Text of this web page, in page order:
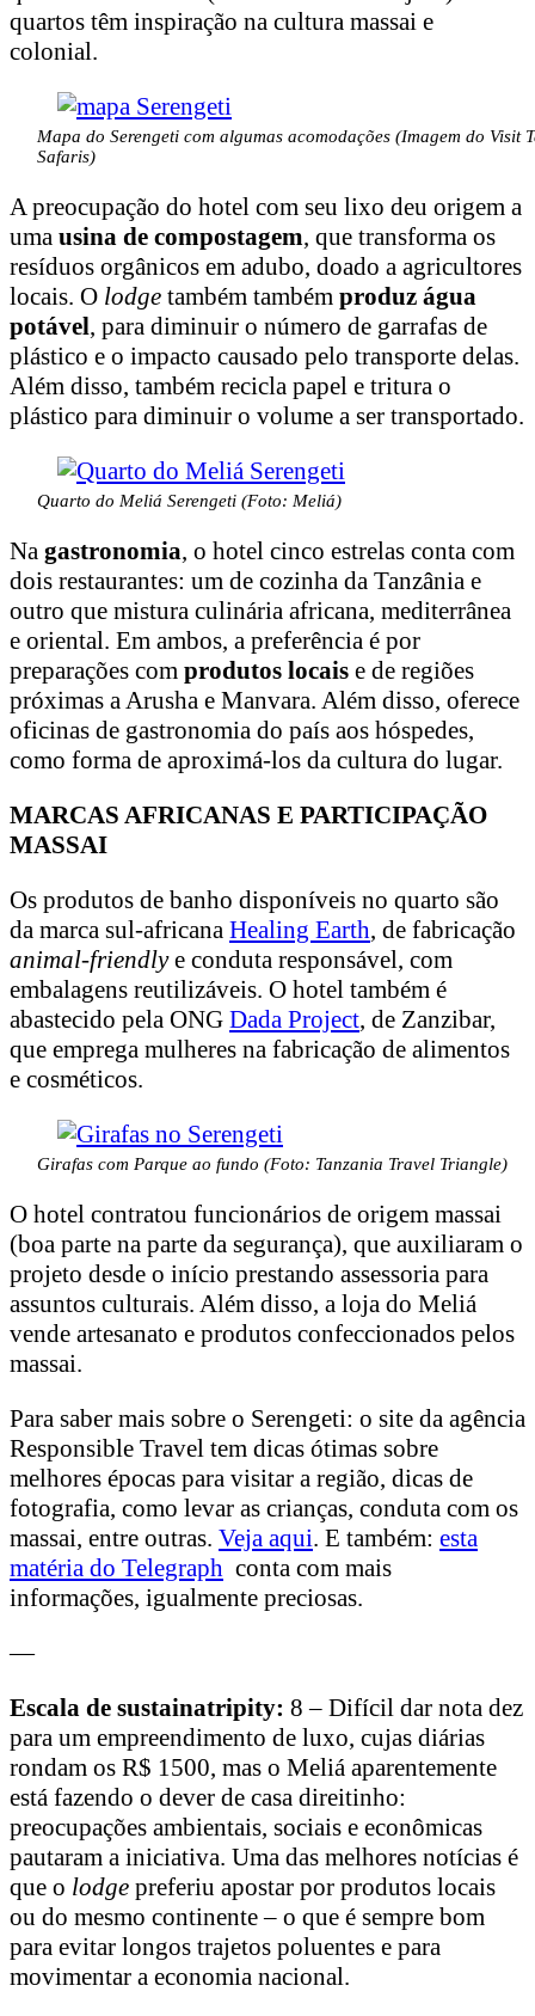
quartos têm inspiração na cultura massai e
colonial.
Mapa do Serengeti com algumas acomodações (Imagem do Visit
Safaris)
A preocupação do hotel com seu lixo deu origem a
uma usina de compostagem, que transforma os
resíduos orgânicos em adubo, doado a agricultores
locais. O lodge também também produz água
potável, para diminuir o número de garrafas de
plástico e o impacto causado pelo transporte delas.
Além disso, também recicla papel e tritura o
plástico para diminuir o volume a ser transportado.
Quarto do Meliá Serengeti (Foto: Meliá)
Na gastronomia, o hotel cinco estrelas conta com
dois restaurantes: um de cozinha da Tanzânia e
outro que mistura culinária africana, mediterrânea
e oriental. Em ambos, a preferência é por
preparações com produtos locais e de regiões
próximas a Arusha e Manvara. Além disso, oferece
oficinas de gastronomia do país aos hóspedes,
como forma de aproximá-los da cultura do lugar.
MARCAS AFRICANAS E PARTICIPAÇÃO
MASSAI
Os produtos de banho disponíveis no quarto são
da marca sul-africana Healing Earth, de fabricação
animal-friendlye conduta responsável, com
embalagens reutilizáveis. O hotel também é
abastecido pela ONG Dada Project, de Zanzibar,
que emprega mulheres na fabricação de alimentos
e cosméticos.
Girafas com Parque ao fundo (Foto: Tanzania Travel Triangle)
O hotel contratou funcionários de origem massai
(boa parte na parte da segurança), que auxiliaram o
projeto desde o início prestando assessoria para
assuntos culturais. Além disso, a loja do Meliá
vende artesanato e produtos confeccionados pelos
massai.
Para saber mais sobre o Serengeti: o site da agência
Responsible Travel tem dicas ótimas sobre
melhores épocas para visitar a região, dicas de
fotografia, como levar as crianças, conduta com os
massai, entre outras. Veja aqui. E também: esta
matéria do Telegraph conta com mais
informações, igualmente preciosas.
—
Escala de sustainatripity: 8 – Difícil dar nota dez
para um empreendimento de luxo, cujas diárias
rondam os R$ 1500, mas o Meliá aparentemente
está fazendo o dever de casa direitinho:
preocupações ambientais, sociais e econômicas
pautaram a iniciativa. Uma das melhores notícias é
que o lodge preferiu apostar por produtos locais
ou do mesmo continente – o que é sempre bom
para evitar longos trajetos poluentes e para
movimentar a economia nacional.